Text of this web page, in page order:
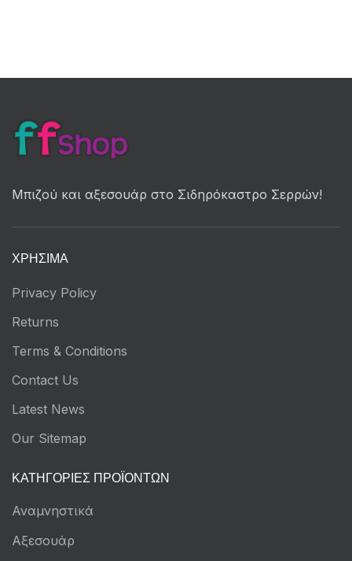
Μπιζού και αξεσουάρ στο Σιδηρόκαστρο Σερρών!
ΧΡΉΣΙΜΑ
Privacy Policy
Returns
Terms & Conditions
Contact Us
Latest News
Our Sitemap
ΚΑΤΗΓΟΡΊΕΣ ΠΡΟΪΌΝΤΩΝ
Αναμνηστικά
Αξεσουάρ